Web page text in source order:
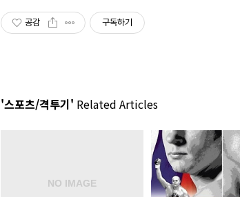
공감 구독하기
'스포츠/격투기' Related Articles